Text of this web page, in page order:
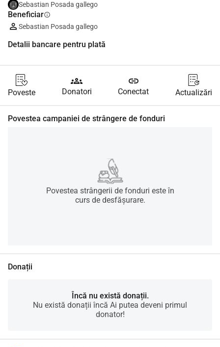
Sebastian Posada gallego
Beneficiarinfo
Sebastian Posada gallego
Detalii bancare pentru plată
Poveste
groups
Donatori
link
Conectat Actualizări
Povestea campaniei de strângere de fonduri
Povestea strângerii de fonduri este în
curs de desfășurare.
Donații
Încă nu există donații.
Nu există donații încă Ai putea deveni primul
donator!